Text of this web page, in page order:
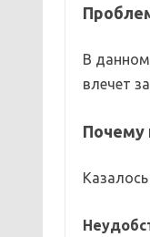
В данном
влечет
Почему